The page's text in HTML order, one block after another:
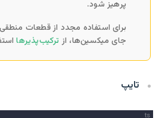
پرهیز شود.
برای استفاده مجدد از قطعات
جای میکسین‌ها، از ترکیب‌پذیرها
تایپ
ts